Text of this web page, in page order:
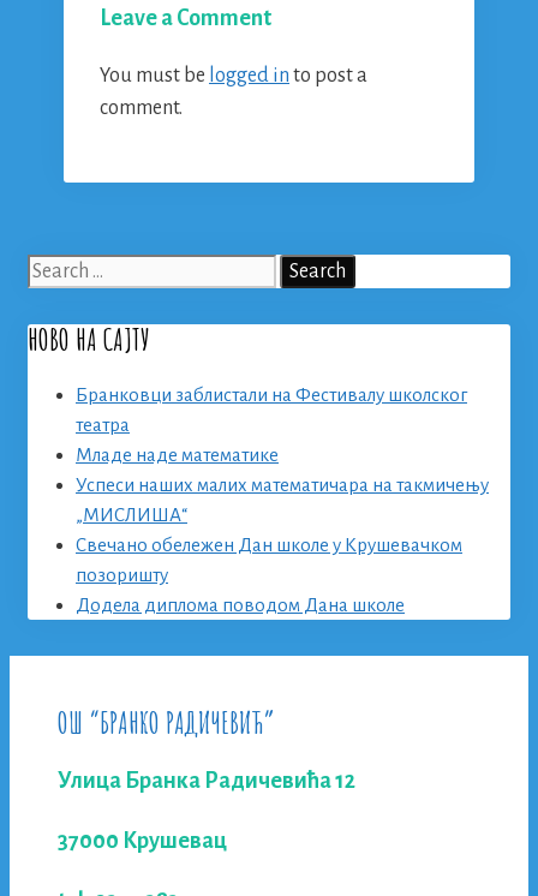
Leave a Comment
You must be logged in to post a
comment.
Search
НОВО НА САЈТУ
Бранковци заблистали на Фестивалу школског
театра
Младе наде математике
Успеси наших малих математичара на такмичењу
„МИСЛИША“
Свечано обележен Дан школе у Крушевачком
позоришту
Додела диплома поводом Дана школе
ОШ “БРАНКО РАДИЧЕВИЋ”
Улица Бранка Радичевића 12
37000 Крушевац